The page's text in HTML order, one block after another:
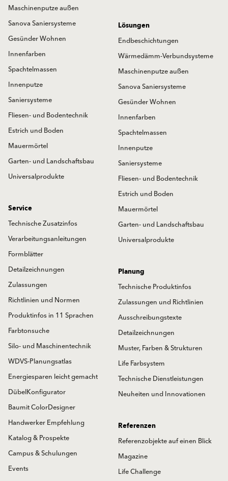
Maschinenputze außen
Sanova Saniersysteme
Gesünder Wohnen
Innenfarben
Spachtelmassen
Innenputze
Saniersysteme
Fliesen- und Bodentechnik
Estrich und Boden
Mauermörtel
Garten- und Landschaftsbau
Universalprodukte
Lösungen
Endbeschichtungen
Wärmedämm-Verbundsysteme
Maschinenputze außen
Sanova Saniersysteme
Gesünder Wohnen
Innenfarben
Spachtelmassen
Innenputze
Saniersysteme
Fliesen- und Bodentechnik
Estrich und Boden
Mauermörtel
Garten- und Landschaftsbau
Universalprodukte
Service
Technische Zusatzinfos
Verarbeitungsanleitungen
Formblätter
Detailzeichnungen
Zulassungen
Richtlinien und Normen
Produktinfos in 11 Sprachen
Farbtonsuche
Silo- und Maschinentechnik
WDVS-Planungsatlas
Energiesparen leicht gemacht
DübelKonfigurator
Baumit ColorDesigner
Handwerker Empfehlung
Katalog & Prospekte
Campus & Schulungen
Events
Planung
Technische Produktinfos
Zulassungen und Richtlinien
Ausschreibungstexte
Detailzeichnungen
Muster, Farben & Strukturen
Life Farbsystem
Technische Dienstleistungen
Neuheiten und Innovationen
Referenzen
Referenzobjekte auf einen Blick
Magazine
Life Challenge